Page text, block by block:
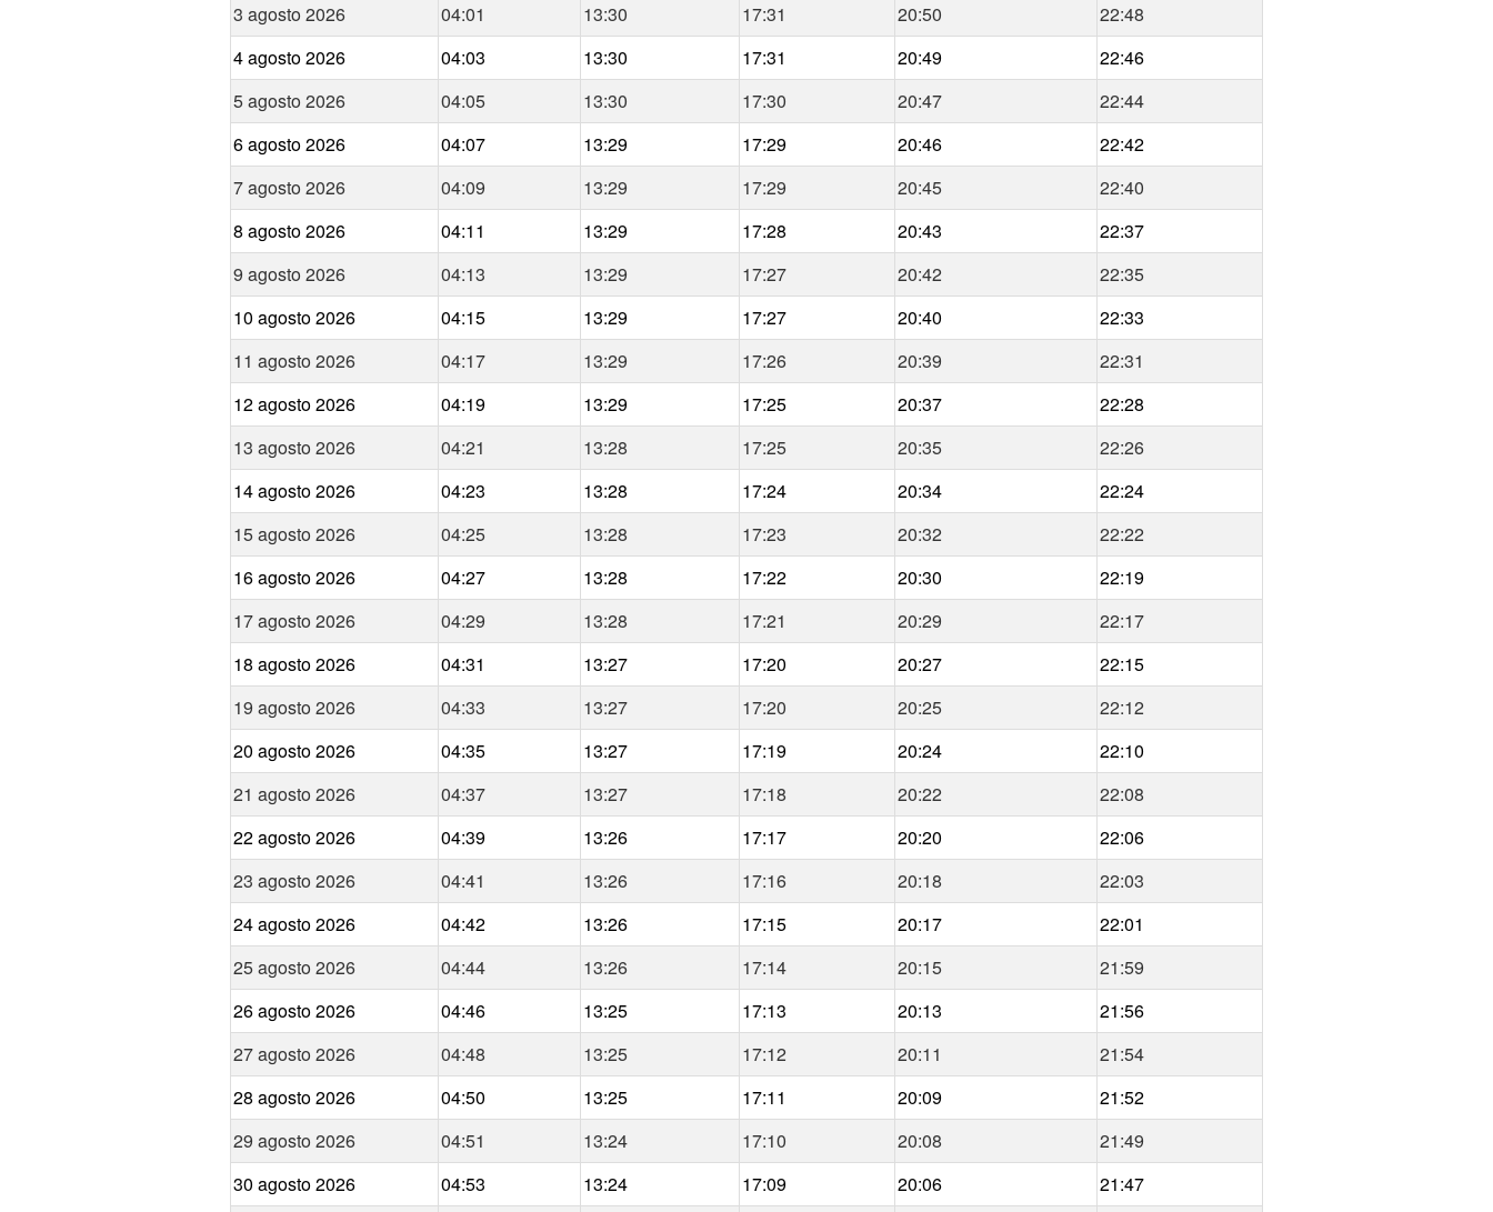
3 agosto 2026
04:01 13:30 17:31 20:50
22:48
4 agosto 2026
04:03 13:30 17:31 20:49
22:46
5 agosto 2026
04:05 13:30 17:30 20:47
22:44
6 agosto 2026
04:07 13:29 17:29 20:46
22:42
7 agosto 2026
04:09 13:29 17:29 20:45
22:40
8 agosto 2026
04:11 13:29 17:28 20:43
22:37
9 agosto 2026
04:13 13:29 17:27 20:42
22:35
10 agosto 2026
04:15 13:29 17:27 20:40
22:33
11 agosto 2026
04:17 13:29 17:26 20:39
22:31
12 agosto 2026
04:19 13:29 17:25 20:37
22:28
13 agosto 2026
04:21 13:28 17:25 20:35
22:26
14 agosto 2026
04:23 13:28 17:24 20:34
22:24
15 agosto 2026
04:25 13:28 17:23 20:32
22:22
16 agosto 2026
04:27 13:28 17:22 20:30
22:19
17 agosto 2026
04:29 13:28 17:21 20:29
22:17
18 agosto 2026
04:31 13:27 17:20 20:27
22:15
19 agosto 2026
04:33 13:27 17:20 20:25
22:12
20 agosto 2026
04:35 13:27 17:19 20:24
22:10
21 agosto 2026
04:37 13:27 17:18 20:22
22:08
22 agosto 2026
04:39 13:26 17:17 20:20
22:06
23 agosto 2026
04:41 13:26 17:16 20:18
22:03
24 agosto 2026
04:42 13:26 17:15 20:17
22:01
25 agosto 2026
04:44 13:26 17:14 20:15
21:59
26 agosto 2026
04:46 13:25 17:13 20:13
21:56
27 agosto 2026
04:48 13:25 17:12 20:11
21:54
28 agosto 2026
04:50 13:25 17:11 20:09
21:52
29 agosto 2026
04:51 13:24 17:10 20:08
21:49
30 agosto 2026
04:53 13:24 17:09 20:06
21:47